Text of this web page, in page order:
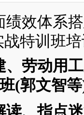
绩效体系
战特训班
、劳动用
(郭文智
读、指点